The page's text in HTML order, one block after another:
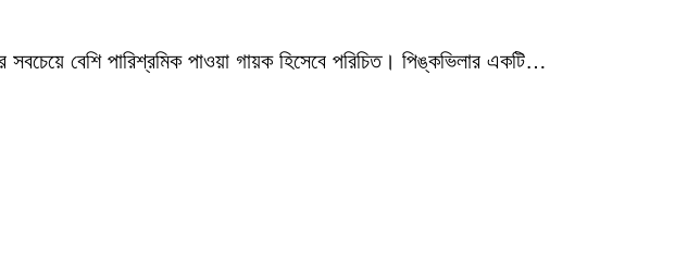
সবচেয়ে বেশি পারিশ্রমিক পাওয়া গায়ক হিসেবে পরিচিত। পিঙ্কভিলার একটি…